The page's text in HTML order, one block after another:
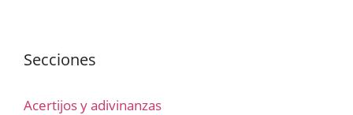
Secciones
Acertijos y adivinanzas